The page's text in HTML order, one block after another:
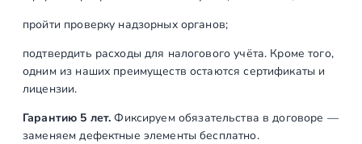
пройти проверку надзорных органов;
подтвердить расходы для налогового учёта. Кроме того,
одним из наших преимуществ остаются сертификаты и
лицензии.
Гарантию 5 лет. Фиксируем обязательства в договоре —
заменяем дефектные элементы бесплатно.